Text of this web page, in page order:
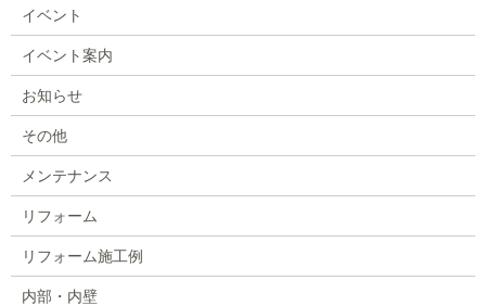
イベント
イベント案内
お知らせ
その他
メンテナンス
リフォーム
リフォーム施工例
内部・内壁